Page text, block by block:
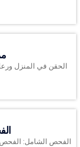
الحقن في المنزل
الفحص الشامل: الفحص